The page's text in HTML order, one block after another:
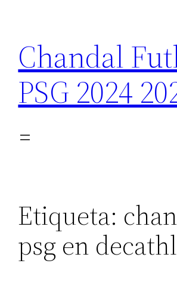
contenido
Chandal
PSG 2024
Etiqueta:
psg en